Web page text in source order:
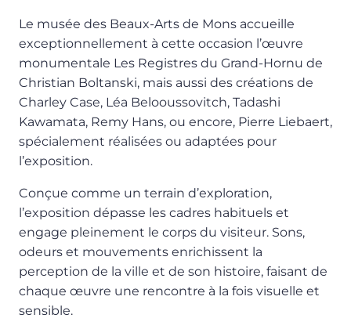
Le musée des Beaux-Arts de Mons accueille
exceptionnellement à cette occasion l’œuvre
monumentale Les Registres du Grand-Hornu de
Christian Boltanski, mais aussi des créations de
Charley Case, Léa Belooussovitch, Tadashi
Kawamata, Remy Hans, ou encore, Pierre Liebaert,
spécialement réalisées ou adaptées pour
l’exposition.
Conçue comme un terrain d’exploration,
l’exposition dépasse les cadres habituels et
engage pleinement le corps du visiteur. Sons,
odeurs et mouvements enrichissent la
perception de la ville et de son histoire, faisant de
chaque œuvre une rencontre à la fois visuelle et
sensible.